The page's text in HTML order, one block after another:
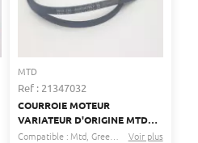
MTD
Ref : 21347032
COURROIE MOTEUR
VARIATEUR D'ORIGINE MTD
754-04001A
Compatible : Mtd Greencut ...
Voir plus